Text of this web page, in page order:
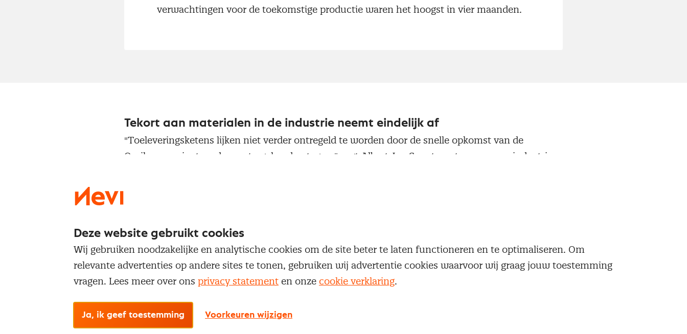
verwachtingen voor de toekomstige productie waren het hoogst in vier maanden.
Tekort aan materialen in de industrie neemt eindelijk af
"Toeleveringsketens lijken niet verder ontregeld te worden door de snelle opkomst van de
Omikron-variant en de maatregelen daartegen," zegt Albert Jan Swart, sectoreconoom industrie
vermoedelijk personeelstekort nog een rem op de groei van de productie. Omikron kan dat
personeelstekort de komende maanden verergeren, door hoger ziekteverzuim en quarantaine.”
Drie deelindices uitgelicht:
Nieuwe orders
De vraag naar in Nederland geproduceerde goederen steeg in januari opnieuw en hiermee komt
Deze website gebruikt cookies
Wij gebruiken noodzakelijke en analytische cookies om de site beter te laten functioneren en te optimaliseren. Om
relevante advertenties op andere sites te tonen, gebruiken wij advertentie cookies waarvoor wij graag jouw toestemming
vragen. Lees meer over ons privacy statement en onze cookie verklaring.
Ja, ik geef toestemming Voorkeuren wijzigen